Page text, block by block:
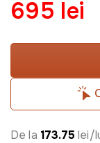
695 lei
De la 173.75 lei/